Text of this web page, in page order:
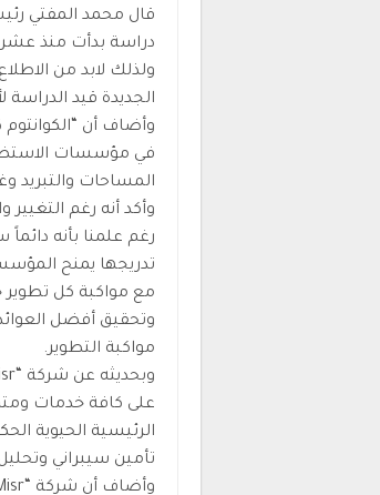
دراسة بدأت منذ
ولذلك لابد من
الجديدة قيد
وأضاف أن “الكوانتوم
في مؤسسات
المساحات
وأكد أنه رغم
رغم علمنا بأنه
تدريجها يمنح
مع مواكبة كل تطوير
وتحقيق أفضل
مواكبة التطوير.
على كافة خدمات
الرئيسية الحيوية
تأمين سيبراني